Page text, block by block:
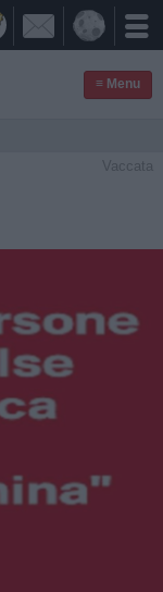

≡ Menu
Vaccata